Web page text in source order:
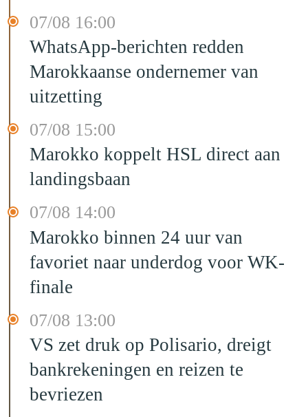
07/08 16:00
WhatsApp-berichten redden
Marokkaanse ondernemer van
uitzetting
07/08 15:00
Marokko koppelt HSL direct aan
landingsbaan
07/08 14:00
Marokko binnen 24 uur van
favoriet naar underdog voor WK-
finale
07/08 13:00
VS zet druk op Polisario, dreigt
bankrekeningen en reizen te
bevriezen